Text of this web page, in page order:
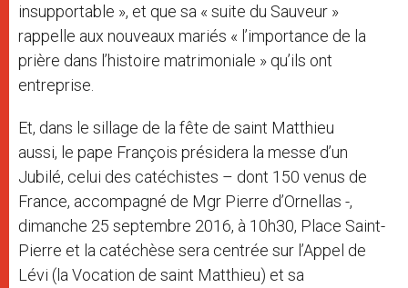
insupportable », et que sa « suite du Sauveur »
rappelle aux nouveaux mariés « l’importance de la
prière dans l’histoire matrimoniale » qu’ils ont
entreprise.
Et, dans le sillage de la fête de saint Matthieu
aussi, le pape François présidera la messe d’un
Jubilé, celui des catéchistes – dont 150 venus de
France, accompagné de Mgr Pierre d’Ornellas -,
dimanche 25 septembre 2016, à 10h30, Place Saint-
Pierre et la catéchèse sera centrée sur l’Appel de
Lévi (la Vocation de saint Matthieu) et sa